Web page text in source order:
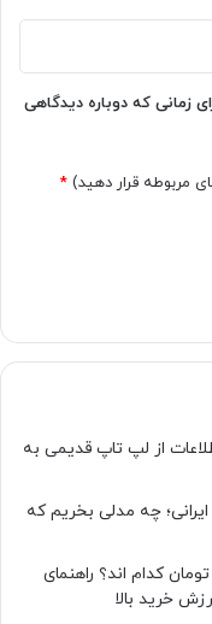
زمانی که دوباره دیدگاهی
مربوطه قرار دهید) *
از لپ تاپ قدیمی به
چه مدلی بخریم که
هوشمند زیر ۵ میلیون تومان کدام اند؟ راهنمای
خرید بالا